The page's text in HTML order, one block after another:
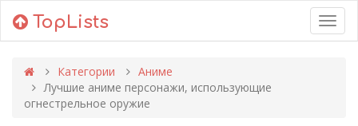
TopLists
Категории
Аниме
Лучшие аниме персонажи, использующие
огнестрельное оружие